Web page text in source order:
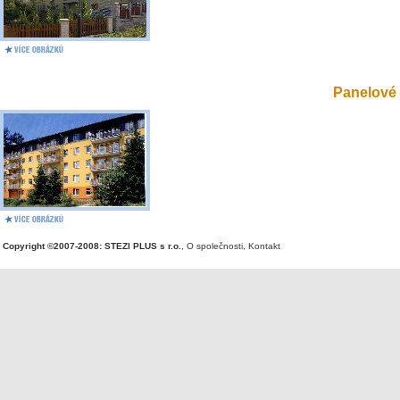
Panelové
Copyright ©2007-2008: STEZI PLUS s r.o. O společnosti Kontakt